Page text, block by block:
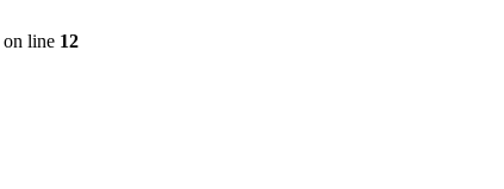
on line 12